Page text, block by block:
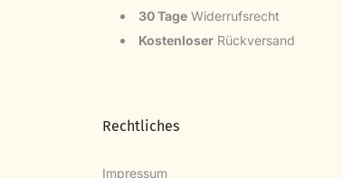
30 Tage Widerrufsrecht
Kostenloser Rückversand
Rechtliches
Impressum